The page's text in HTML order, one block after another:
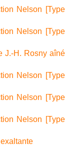
Nelson [Type
Nelson [Type
J.-H. Rosny aîné
Nelson [Type
Nelson [Type
Nelson [Type